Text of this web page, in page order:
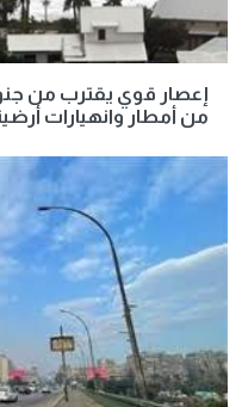
إعصار قوي يقترب من
من أمطار وانهيارات